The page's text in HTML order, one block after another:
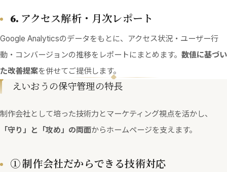
6. アクセス解析・月次レポート
Google Analyticsのデータをもとに、アクセス状況・ユーザー行
動・コンバージョンの推移をレポートにまとめます。 数値に基づい
た改善提案を併せてご提供します。
えいおうの保守管理の特長
制作会社として培った技術力とマーケティング視点を活かし、
「守り」と「攻め」の両面からホームページを支えます。
① 制作会社だからできる技術対応